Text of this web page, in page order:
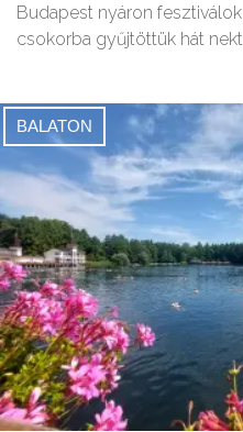
Budapest nyáron
csokorba gyűjtöttük hát
BALATON